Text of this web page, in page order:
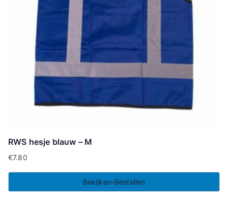
RWS hesje blauw – M
€7.80
Bekijken-Bestellen